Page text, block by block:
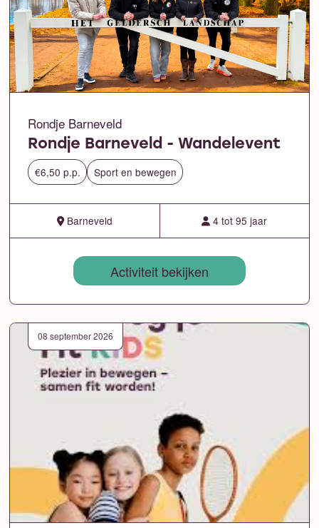
Rondje Barneveld
Rondje Barneveld - Wandelevent
€6,50 p.p. Sport en bewegen
Barneveld 4 tot 95 jaar
Activiteit bekijken
08 september 2026